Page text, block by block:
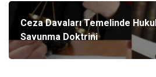
Ceza Davaları Temelinde
Savunma Doktrini